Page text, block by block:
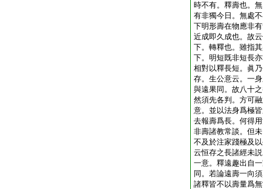
時不有。釋壽也。
有非獨今日。無處
下明形壽在物應非
近成即久成也。故
下。轉釋也。雖指
下。明短既非短長
相對以釋長短。眞
存。生公意云。一
與遠果同。故八十
然須先各判。方可
意。並以法身爲極
去報壽爲長。何得
非壽諸教常談。但
不及於注家踐極及
云恒存之長諸經未
一意。釋遠趣出自
同。若論遠壽一向
諸釋皆不以壽量爲